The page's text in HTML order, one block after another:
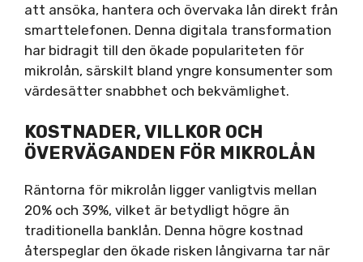
att ansöka, hantera och övervaka lån direkt från
smarttelefonen. Denna digitala transformation
har bidragit till den ökade populariteten för
mikrolån, särskilt bland yngre konsumenter som
värdesätter snabbhet och bekvämlighet.
KOSTNADER, VILLKOR OCH
ÖVERVÄGANDEN FÖR MIKROLÅN
Räntorna för mikrolån ligger vanligtvis mellan
20% och 39%, vilket är betydligt högre än
traditionella banklån. Denna högre kostnad
återspeglar den ökade risken långivarna tar när